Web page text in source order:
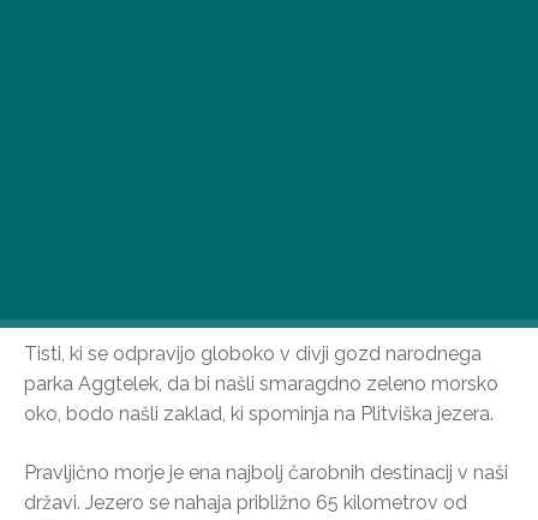
Tisti, ki se odpravijo globoko v divji gozd narodnega
parka Aggtelek, da bi našli smaragdno zeleno morsko
oko, bodo našli zaklad, ki spominja na Plitviška jezera.
Pravljično morje je ena najbolj čarobnih destinacij v naši
državi. Jezero se nahaja približno 65 kilometrov od